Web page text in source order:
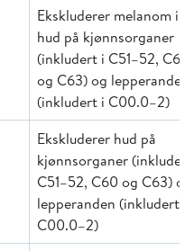
Ekskluderer melanom i
hud på kjønnsorganer
(inkludert i C51–52, C60
og C63) og lepperanden
(inkludert i C00.0–2)
Ekskluderer hud på
kjønnsorganer
C51–52, C60 og C63) og
lepperanden (inkludert i
C00.0–2)